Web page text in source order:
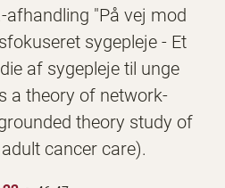
afhandling "På vej mod
sygepleje - Et
af sygepleje til unge
a theory of network-
theory study of
cancer care).